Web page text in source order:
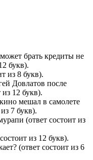
брать кредиты не
букв).
из 8 букв).
Довлатов после
12 букв).
мешал в самолете
7 букв).
(ответ состоит из
из 12 букв).
(ответ состоит из 6